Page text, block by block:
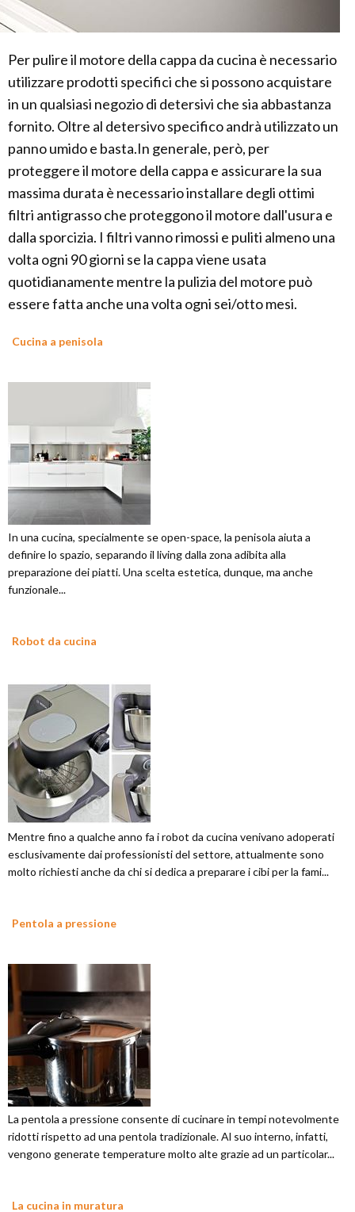
Per pulire il motore della cappa da cucina è necessario
utilizzare prodotti specifici che si possono acquistare
in un qualsiasi negozio di detersivi che sia abbastanza
fornito. Oltre al detersivo specifico andrà utilizzato un
panno umido e basta.In generale, però, per
proteggere il motore della cappa e assicurare la sua
massima durata è necessario installare degli ottimi
filtri antigrasso che proteggono il motore dall'usura e
dalla sporcizia. I filtri vanno rimossi e puliti almeno una
volta ogni 90 giorni se la cappa viene usata
quotidianamente mentre la pulizia del motore può
essere fatta anche una volta ogni sei/otto mesi.
Cucina a penisola
In una cucina, specialmente se open-space, la penisola aiuta a
definire lo spazio, separando il living dalla zona adibita alla
preparazione dei piatti. Una scelta estetica, dunque, ma anche
funzionale...
Robot da cucina
Mentre fino a qualche anno fa i robot da cucina venivano adoperati
esclusivamente dai professionisti del settore, attualmente sono
molto richiesti anche da chi si dedica a preparare i cibi per la fami...
Pentola a pressione
La pentola a pressione consente di cucinare in tempi notevolmente
ridotti rispetto ad una pentola tradizionale. Al suo interno, infatti,
vengono generate temperature molto alte grazie ad un particolar...
La cucina in muratura